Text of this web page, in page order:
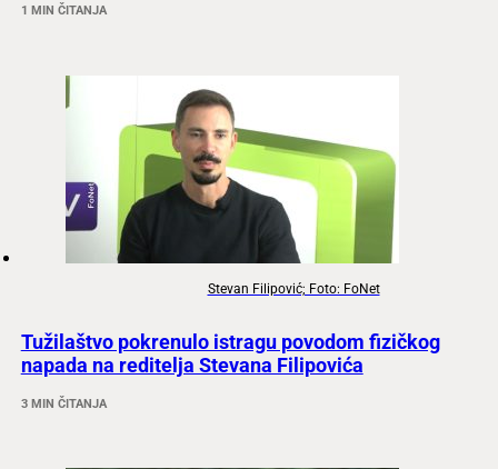
1 MIN ČITANJA
Stevan Filipović; Foto: FoNet
Tužilaštvo pokrenulo istragu povodom fizičkog
napada na reditelja Stevana Filipovića
3 MIN ČITANJA